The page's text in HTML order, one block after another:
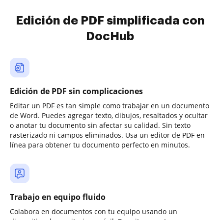
Edición de PDF simplificada con
DocHub
Edición de PDF sin complicaciones
Editar un PDF es tan simple como trabajar en un documento
de Word. Puedes agregar texto, dibujos, resaltados y ocultar
o anotar tu documento sin afectar su calidad. Sin texto
rasterizado ni campos eliminados. Usa un editor de PDF en
línea para obtener tu documento perfecto en minutos.
Trabajo en equipo fluido
Colabora en documentos con tu equipo usando un